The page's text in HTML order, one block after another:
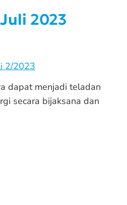
2023
2/2023
dapat menjadi teladan
secara bijaksana dan